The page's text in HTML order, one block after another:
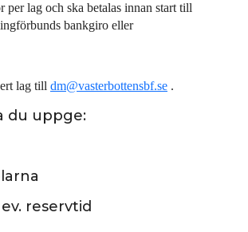
per lag och ska betalas innan start till
bankgiro eller
lag till dm@vasterbottensbf.se .
du uppge:
reservtid